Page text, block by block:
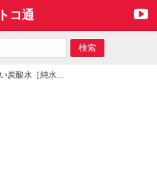
コ通
おいしい炭酸水［純水使用］